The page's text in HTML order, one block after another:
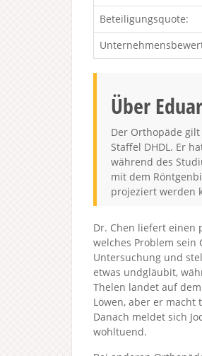
Beteiligungsquote:
Über
Der Orthopäde
Staffel DHDL. Er
während des
mit dem
projeziert werden
Dr. Chen liefert einen
welches Problem sein
Untersuchung und
etwas undgläubit,
Thelen landet auf
Löwen, aber er
Danach meldet sich
wohltuend.